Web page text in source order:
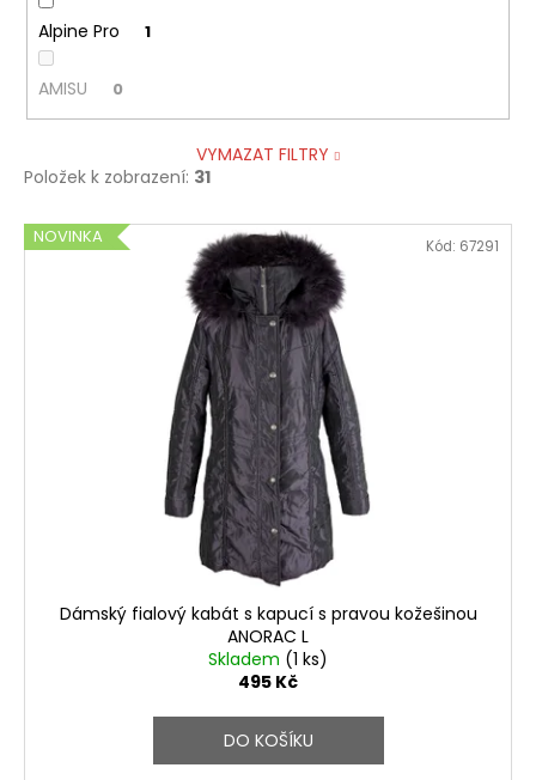
Alpine Pro 1
AMISU 0
VYMAZAT FILTRY
Položek k zobrazení: 31
V
NOVINKA
Dámský fialový kabát s kapucí s pravou kožešinou
ANORAC L
Skladem (1 ks)
495 Kč
DO KOŠÍKU
Kód: 67291